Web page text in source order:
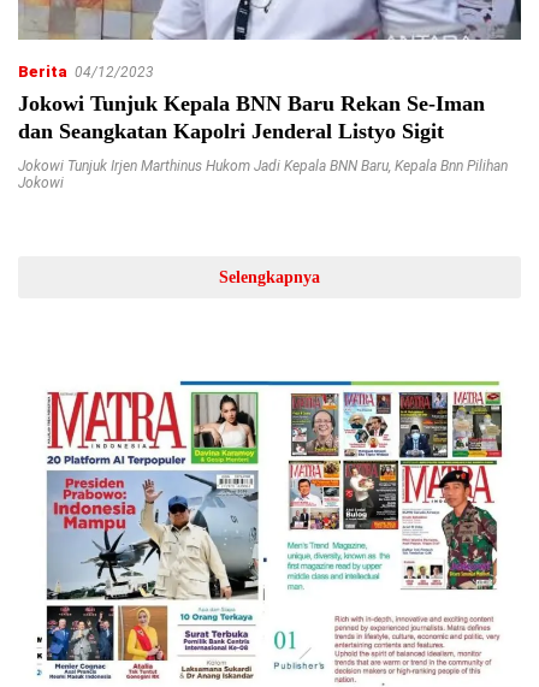
Berita 04/12/2023
Jokowi Tunjuk Kepala BNN Baru Rekan Se-Iman
dan Seangkatan Kapolri Jenderal Listyo Sigit
Jokowi Tunjuk Irjen Marthinus Hukom Jadi Kepala BNN Baru, Kepala Bnn Pilihan
Jokowi
Selengkapnya